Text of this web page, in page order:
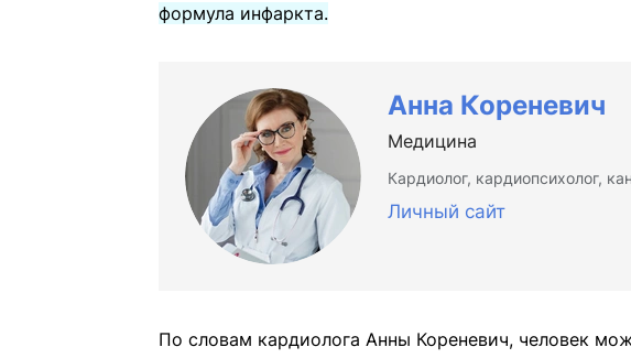
формула инфаркта.
Анна Кореневич
Медицина
Кардиолог, кардиопсихолог,
Личный сайт
По словам кардиолога Анны Кореневич, человек